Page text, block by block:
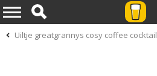
Uiltje greatgrannys cosy coffee cocktail